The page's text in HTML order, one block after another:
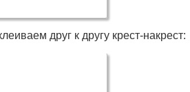
друг к другу крест-накрест: